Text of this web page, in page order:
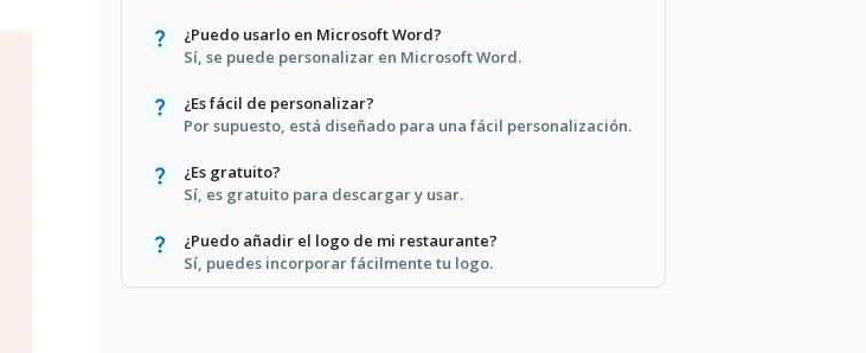
¿Puedo usarlo en Microsoft Word?
Sí, se puede personalizar en Microsoft Word.
¿Es fácil de personalizar?
Por supuesto, está diseñado para una fácil personalización.
¿Es gratuito?
Sí, es gratuito para descargar y usar.
¿Puedo añadir el logo de mi restaurante?
Sí, puedes incorporar fácilmente tu logo.